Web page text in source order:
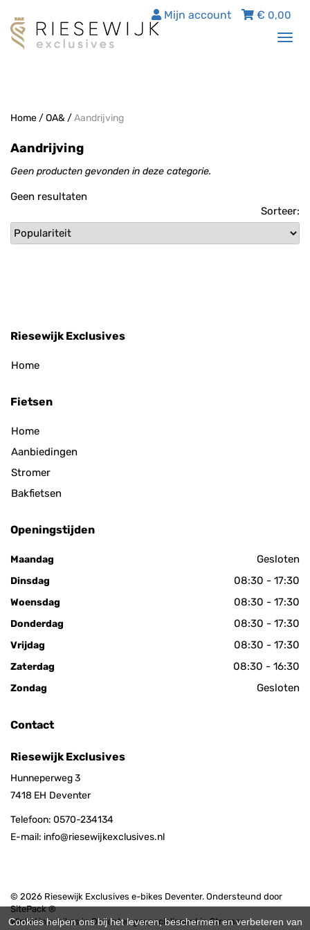
€ 0,00
Mijn account
Home/OA&/Aandrijving
Aandrijving
Geen producten gevonden in deze categorie.
Geen resultaten
Sorteer:
Riesewijk Exclusives
Home
Fietsen
Home
Aanbiedingen
Stromer
Bakfietsen
Openingstijden
Maandag Gesloten
Dinsdag 08:30 - 17:30
Woensdag 08:30 - 17:30
Donderdag 08:30 - 17:30
Vrijdag 08:30 - 17:30
Zaterdag 08:30 - 16:30
Zondag Gesloten
Contact
Riesewijk Exclusives
Hunneperweg 3
7418 EH Deventer
Telefoon: 0570-234134
E-mail: info@riesewijkexclusives.nl
© 2026 Riesewijk Exclusives e-bikes Deventer. Ondersteund door
SitePack ®
Winkel in e-bikes in Deventer, gespecialiseerd in Stromer,
Cookies helpen ons bij het leveren, beschermen en verbeteren van